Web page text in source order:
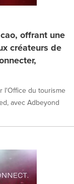
offrant une
créateurs de
l'Office du tourisme
avec Adbeyond